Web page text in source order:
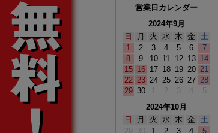
営業日カレンダー
2024年9月
日
月 火 水 木 金
土
1
2 3 4 5 6
7
8
9 10 11 12 13 14
15 16 17 18 19 20 21
22 23 24 25 26 27 28
29 30 1 2 3
5
2024年10月
日
月 火 水 木 金
土
29
30 1 2 3 4 5